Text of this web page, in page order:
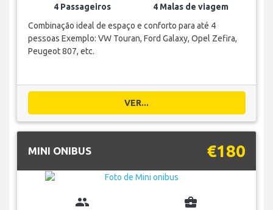
4 Passageiros
4 Malas de viagem
Combinação ideal de espaço e conforto para até 4
pessoas Exemplo: VW Touran, Ford Galaxy, Opel Zefira,
Peugeot 807, etc.
VER...
MINI ONIBUS €180
group business_center